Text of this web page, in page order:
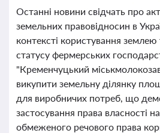
Останні новини свідчать про
земельних правовідносин в
контексті користування землею
статусу фермерських
"Кременчуцький
викупити земельну ділянку
для виробничих потреб, що
застосування права власності
обмеженого речового права